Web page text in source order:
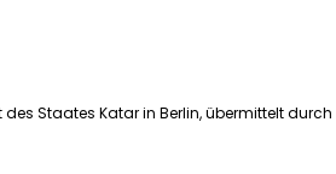
Staates Katar in Berlin, übermittelt durch